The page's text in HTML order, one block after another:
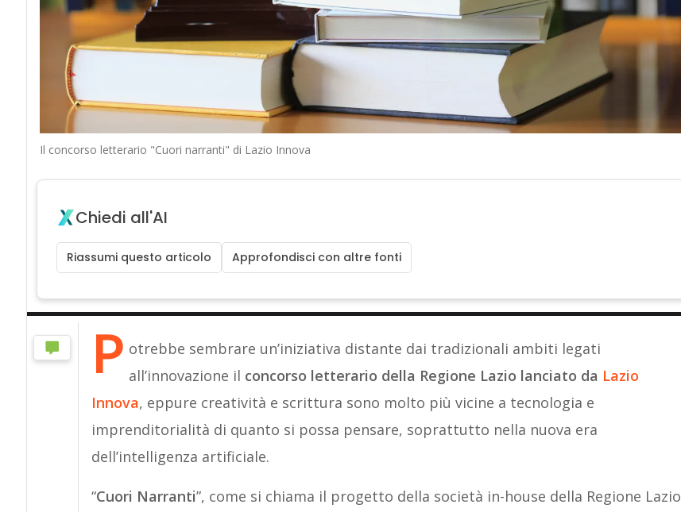
Il concorso letterario "Cuori narranti" di Lazio Innova
Chiedi all'AI
Riassumi questo articolo Approfondisci con altre fonti
P otrebbe sembrare un’iniziativa distante dai tradizionali ambiti legati
all’innovazione il concorso letterario della Regione Lazio lanciato da Lazio
Innova, eppure creatività e scrittura sono molto più vicine a tecnologia e
imprenditorialità di quanto si possa pensare, soprattutto nella nuova era
dell’intelligenza artificiale.
“Cuori Narranti”, come si chiama il progetto della società in-house della Regione Lazio